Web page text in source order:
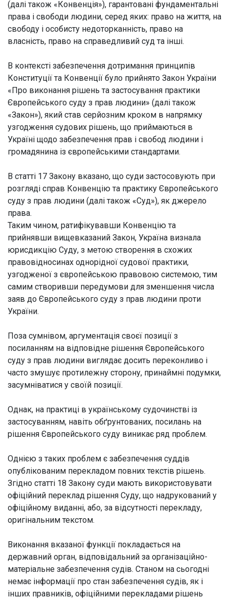
(далі також «Конвенція»), гарантовані фундаментальні
права і свободи людини, серед яких: право на життя, на
свободу і особисту недоторканність, право на
власність, право на справедливий суд та інші.
В контексті забезпечення дотримання принципів
Конституції та Конвенції було прийнято Закон України
«Про виконання рішень та застосування практики
Європейського суду з прав людини» (далі також
«Закон»), який став серйозним кроком в напрямку
узгодження судових рішень, що приймаються в
Україні щодо забезпечення прав і свобод людини і
громадянина із європейськими стандартами.
В статті 17 Закону вказано, що суди застосовують при
розгляді справ Конвенцію та практику Європейського
суду з прав людини (далі також «Суд»), як джерело
права.
Таким чином, ратифікувавши Конвенцію та
прийнявши вищевказаний Закон, Україна визнала
юрисдикцію Суду, з метою створення в схожих
правовідносинах однорідної судової практики,
узгодженої з європейською правовою системою, тим
самим створивши передумови для зменшення числа
заяв до Європейського суду з прав людини проти
України.
Поза сумнівом, аргументація своєї позиції з
посиланням на відповідне рішення Європейського
суду з прав людини виглядає досить переконливо і
часто змушує протилежну сторону, принаймні подумки,
засумніватися у своїй позиції.
Однак, на практиці в українському судочинстві із
застосуванням, навіть обґрунтованих, посилань на
рішення Європейського суду виникає ряд проблем.
Однією з таких проблем є забезпечення суддів
опублікованим перекладом повних текстів рішень.
Згідно статті 18 Закону суди мають використовувати
офіційний переклад рішення Суду, що надрукований у
офіційному виданні, або, за відсутності перекладу,
оригінальним текстом.
Виконання вказаної функції покладається на
державний орган, відповідальний за організаційно-
матеріальне забезпечення судів. Станом на сьогодні
немає інформації про стан забезпечення судів, як і
інших правників, офіційними перекладами рішень